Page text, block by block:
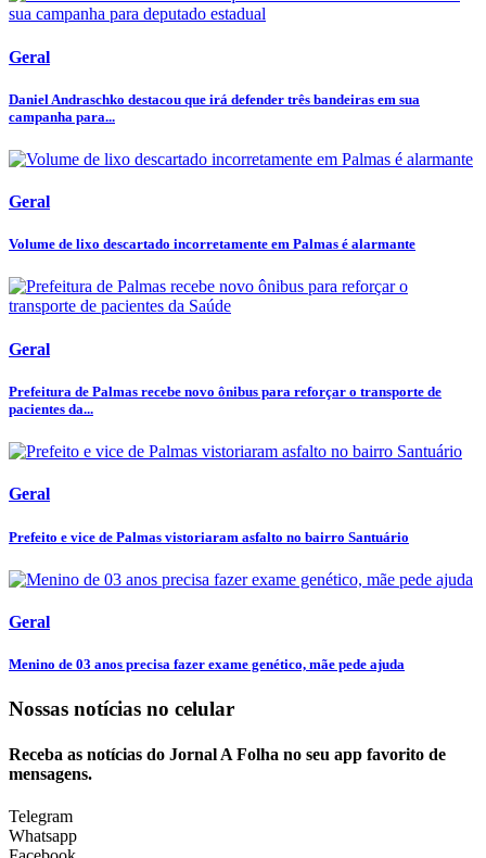
Geral
Daniel Andraschko destacou que irá defender três bandeiras em sua
campanha para...
Geral
Volume de lixo descartado incorretamente em Palmas é alarmante
Geral
Prefeitura de Palmas recebe novo ônibus para reforçar o transporte de
pacientes da...
Geral
Prefeito e vice de Palmas vistoriaram asfalto no bairro Santuário
Geral
Menino de 03 anos precisa fazer exame genético, mãe pede ajuda
Nossas notícias no celular
Receba as notícias do Jornal A Folha no seu app favorito de
mensagens.
Telegram
Whatsapp